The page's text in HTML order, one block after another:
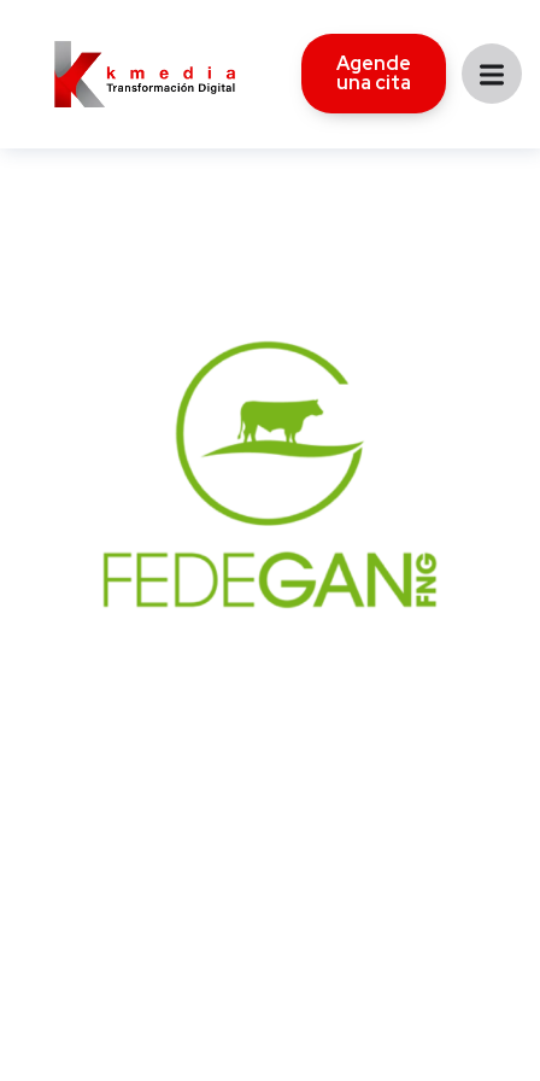
Agende
una cita